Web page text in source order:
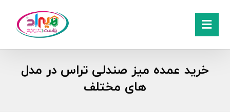
خرید عمده میز صندلی تراس در مدل
های مختلف